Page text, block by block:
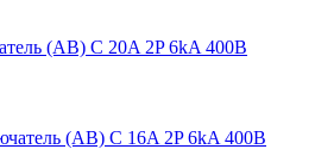
(АВ) C 20A 2P 6kA 400В